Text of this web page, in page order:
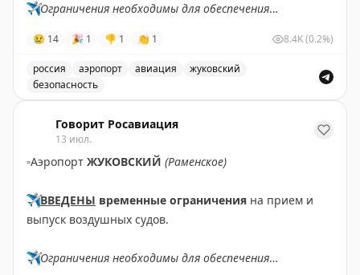
✈️Ограничения необходимы для обеспечения
✈️ Говорит Росавиация|MАХ
😢 14 🎉 1 👎 1 👏 1 8.4K(0.2%)
россия аэропорт авиация
жуковский
безопасность
Говорит Росавиация
13 июл.
▫️Аэропорт ЖУКОВСКИЙ (Раменское)
✈️ВВЕДЕНЫ временные ограничения на прием и
выпуск воздушных судов.
✈️Ограничения необходимы для обеспечения